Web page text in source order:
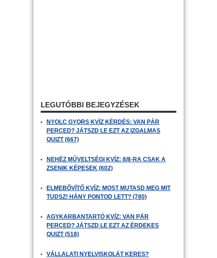
LEGUTÓBBI BEJEGYZÉSEK
NYOLC GYORS KVÍZ KÉRDÉS: VAN PÁR
PERCED? JÁTSZD LE EZT AZ IZGALMAS
QUIZT (667)
NEHÉZ MŰVELTSÉGI KVÍZ: 8/8-RA CSAK A
ZSENIK KÉPESEK (602)
ELMEBŐVÍTŐ KVÍZ: MOST MUTASD MEG MIT
TUDSZ! HÁNY PONTOD LETT? (780)
AGYKARBANTARTÓ KVÍZ: VAN PÁR
PERCED? JÁTSZD LE EZT AZ ÉRDEKES
QUIZT (518)
VÁLLALATI NYELVISKOLÁT KERES?